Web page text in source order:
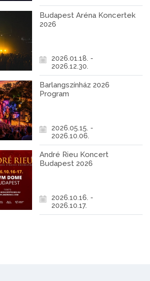
Budapest Aréna Koncertek
2026
2026.01.18. -
2026.12.30.
Barlangszínház 2026
Program
2026.05.15. -
2026.10.06.
André Rieu Koncert
Budapest 2026
2026.10.16. -
2026.10.17.